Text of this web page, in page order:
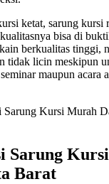
ketat, sarung kursi
bisa di
berkualitas tinggi,
tidak licin meskipun
maupun acara
Sarung
Barat